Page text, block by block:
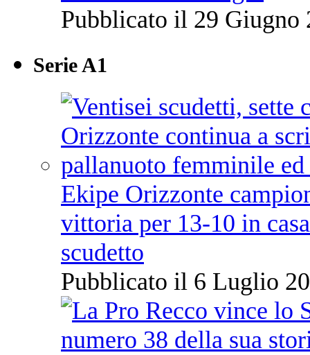
Pubblicato il 29 Giugno
Serie A1
Ekipe Orizzonte
vittoria per 13-10 in
scudetto
Pubblicato il 6 Luglio